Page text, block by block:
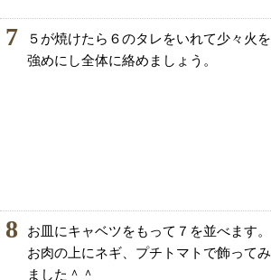
7
５が焼けたら６のタレをいれて少々火を
強めにし全体に絡めましょう。
8
お皿にキャベツをもって７を並べます。
お肉の上にネギ、プチトマトで飾ってみ
ました＾＾